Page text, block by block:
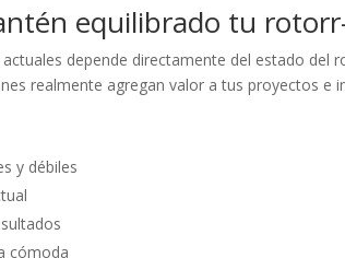
equilibrado tu
depende directamente del estado
realmente agregan valor a tus proyectos e
y débiles
cómoda